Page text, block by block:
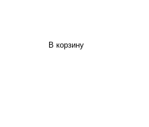
В корзину